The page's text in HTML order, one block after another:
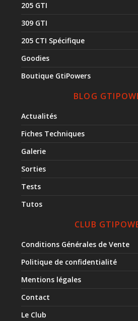
205 GTI
309 GTI
205 CTI Spécifique
Goodies
Boutique GtiPowers
BLOG
Actualités
Fiches Techniques
Galerie
Sorties
Tests
Tutos
CLUB
Conditions Générales de Vente
Politique de confidentialité
Mentions légales
Contact
Le Club